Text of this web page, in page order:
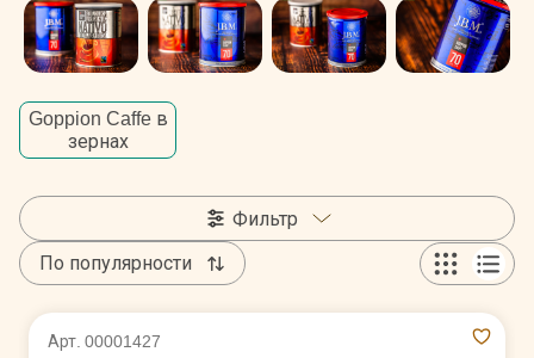
Goppion Caffe в
зернах
Фильтр
По популярности
Арт. 00001427